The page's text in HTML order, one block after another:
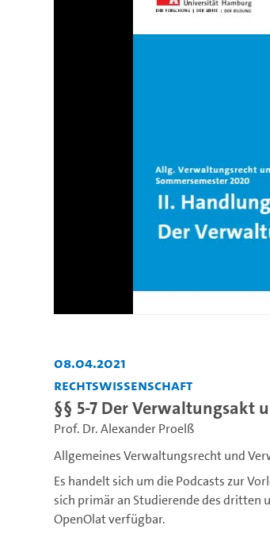
08.04.2021
Rechtswissenschaft
§§ 5-7 Der Verwaltungsakt
Prof. Dr. Alexander Proelß
Allgemeines Verwaltungsrecht und
Es handelt sich um die Podcasts zur
sich primär an Studierende des dritten
OpenOlat verfügbar.